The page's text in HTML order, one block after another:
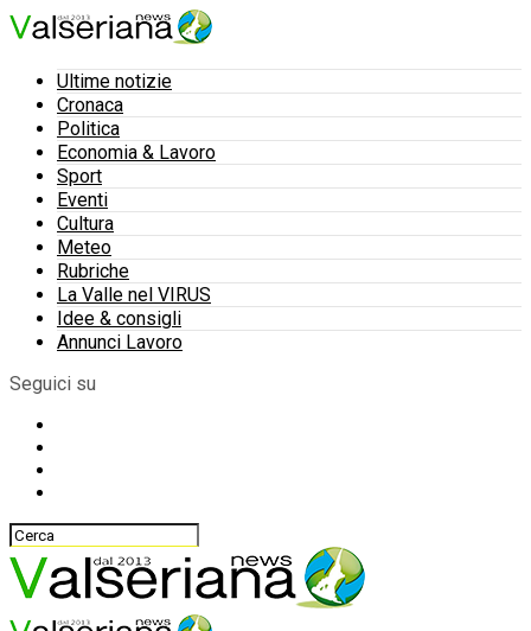
Ultime notizie
Cronaca
Politica
Economia & Lavoro
Sport
Eventi
Cultura
Meteo
Rubriche
La Valle nel VIRUS
Idee & consigli
Annunci Lavoro
Seguici su